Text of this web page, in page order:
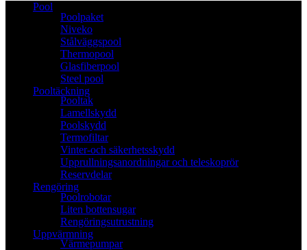
Pool
Poolpaket
Niveko
Stålväggspool
Thermopool
Glasfiberpool
Steel pool
Pooltäckning
Pooltak
Lamellskydd
Poolskydd
Termofiltar
Vinter-och säkerhetsskydd
Upprullningsanordningar och teleskoprör
Reservdelar
Rengöring
Poolrobotar
Liten bottensugar
Rengöringsutrustning
Uppvärmning
Värmepumpar